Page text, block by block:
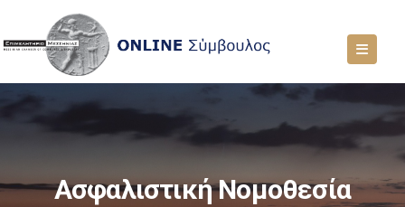
Ασφαλιστική Νομοθεσία